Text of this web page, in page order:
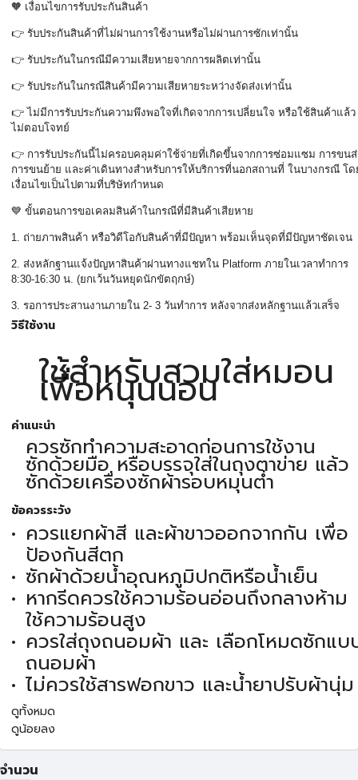
🧡 เงื่อนไขการรับประกันสินค้า
👉 รับประกันสินค้าที่ไม่ผ่านการใช้งานหรือไม่ผ่านการซักเท่านั้น
👉 รับประกันในกรณีมีความเสียหายจากการผลิตเท่านั้น
👉 รับประกันในกรณีสินค้ามีความเสียหายระหว่างจัดส่งเท่านั้น
👉 ไม่มีการรับประกันความพึงพอใจที่เกิดจากการเปลี่ยนใจ หรือใช้สินค้าแล้ว
ไม่ตอบโจทย์
👉 การรับประกันนี้ไม่ครอบคลุมค่าใช้จ่ายที่เกิดขึ้นจากการซ่อมแซม การขน
การขนย้าย และค่าเดินทางสำหรับการให้บริการที่นอกสถานที่ ในบางกรณี โด
เงื่อนไขเป็นไปตามที่บริษัทกำหนด
💙 ขั้นตอนการขอเคลมสินค้าในกรณีที่มีสินค้าเสียหาย
1. ถ่ายภาพสินค้า หรือวิดีโอกับสินค้าที่มีปัญหา พร้อมเห็นจุดที่มีปัญหาชัดเจน
2. ส่งหลักฐานแจ้งปัญหาสินค้าผ่านทางแชทใน Platform ภายในเวลาทำการ
8:30-16:30 น. (ยกเว้นวันหยุดนักขัตฤกษ์)
3. รอการประสานงานภายใน 2- 3 วันทำการ หลังจากส่งหลักฐานแล้วเสร็จ
วิธีใช้งาน
ใช้สำหรับสวมใส่หมอน
เพื่อหนุนนอน
คำแนะนำ
ควรซักทำความสะอาดก่อนการใช้งาน
ซักด้วยมือ หรือบรรจุใส่ในถุงตาข่าย แล้ว
ซักด้วยเครื่องซักผ้ารอบหมุนต่ำ
ข้อควรระวัง
ควรแยกผ้าสี และผ้าขาวออกจากกัน เพื่อ
ป้องกันสีตก
ซักผ้าด้วยน้ำอุณหภูมิปกติหรือน้ำเย็น
หากรีดควรใช้ความร้อนอ่อนถึงกลางห้าม
ใช้ความร้อนสูง
ควรใส่ถุงถนอมผ้า และ เลือกโหมดซักแบ
ถนอมผ้า
ไม่ควรใช้สารฟอกขาว และน้ำยาปรับผ้านุ่ม
ดูทั้งหมด
ดูน้อยลง
จำนวน